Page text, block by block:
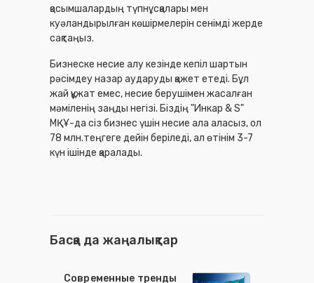
қосымшалардың түпнұсқалары мен
куәландырылған көшірмелерін сенімді жерде
сақтаңыз.
Бизнеске несие алу кезінде кепіл шартын
рәсімдеу назар аударуды қажет етеді. Бұл
жай құжат емес, несие берушімен жасалған
мәміленің заңды негізі. Біздің "Инкар & S"
МҚҰ-да сіз бизнес үшін несие ала аласыз, ол
78 млн.теңгеге дейін беріледі, ал өтінім 3-7
күн ішінде қаралады.
Басқа да жаңалықтар
Современные тренды